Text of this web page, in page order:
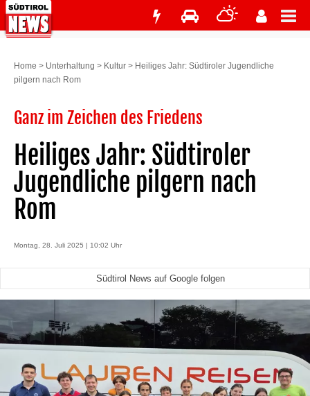
Home > Unterhaltung > Kultur > Heiliges Jahr: Südtiroler Jugendliche
pilgern nach Rom
Ganz im Zeichen des Friedens
Heiliges Jahr: Südtiroler
Jugendliche pilgern nach
Rom
Montag, 28. Juli 2025 | 10:02 Uhr
Südtirol News auf Google folgen